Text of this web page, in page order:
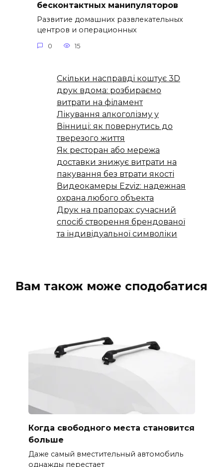
бесконтактных манипуляторов
Развитие домашних развлекательных
центров и операционных
0 15
Скільки насправді коштує 3D
друк вдома: розбираємо
витрати на філамент
Лікування алкоголізму у
Вінниці: як повернутись до
тверезого життя
Як ресторан або мережа
доставки знижує витрати на
пакування без втрати якості
Видеокамеры Ezviz: надежная
охрана любого объекта
Друк на прапорах: сучасний
спосіб створення брендованої
та індивідуальної символіки
Вам також може сподобатися
Когда свободного места становится
больше
Даже самый вместительный автомобиль
однажды перестает